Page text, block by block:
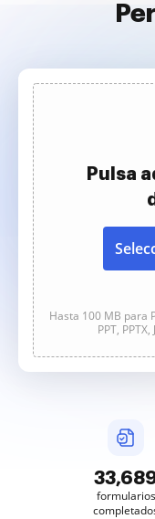
Pulsa
Hasta 100 MB para
PPT, PPTX,
formularios